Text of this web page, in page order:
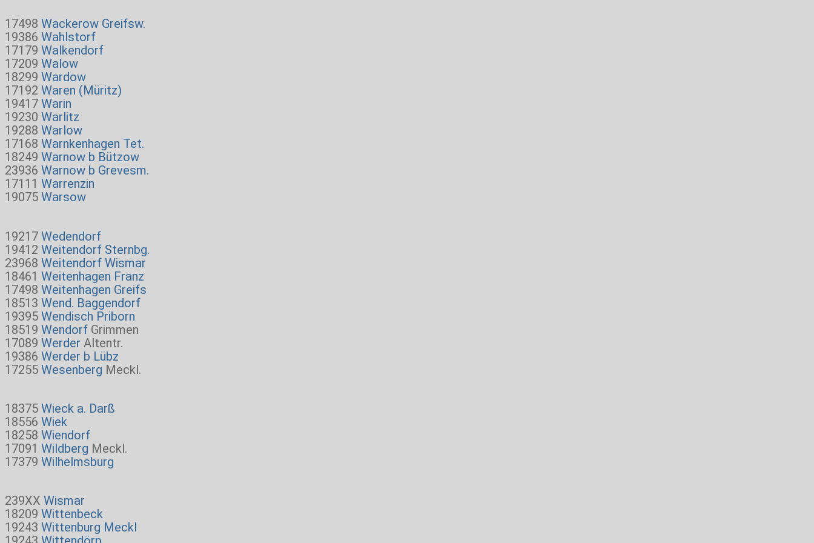
17498Wackerow Greifsw.
19386Wahlstorf
17179Walkendorf
17209Walow
18299Wardow
17192Waren (Müritz)
19417Warin
19230Warlitz
19288Warlow
17168Warnkenhagen Tet.
18249Warnow b Bützow
23936Warnow b Grevesm.
17111Warrenzin
19075Warsow
19217Wedendorf
19412Weitendorf Sternbg.
23968Weitendorf Wismar
18461Weitenhagen Franz
17498Weitenhagen Greifs
18513Wend. Baggendorf
19395Wendisch Priborn
18519Wendorf Grimmen
17089Werder Altentr.
19386Werder b Lübz
17255Wesenberg Meckl.
18375Wieck a. Darß
18556Wiek
18258Wiendorf
17091Wildberg Meckl.
17379Wilhelmsburg
239XXWismar
18209Wittenbeck
19243Wittenburg Meckl